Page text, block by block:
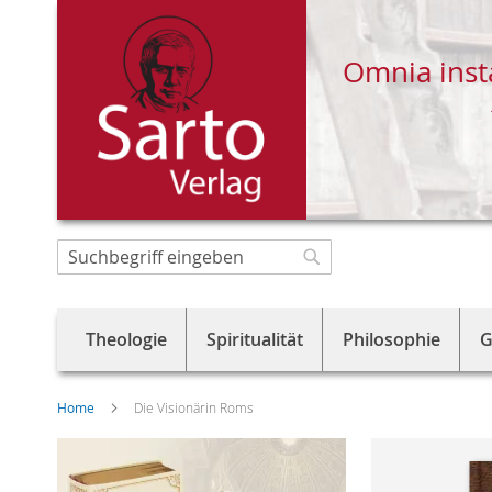
Direkt
zum
Omnia
Suche
Theologie Spiritualität Philosophie
Home Die Visionärin Roms